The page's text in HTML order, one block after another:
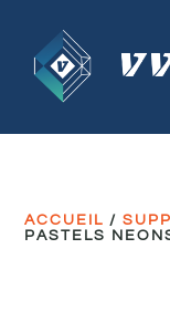
ACCUEIL /
PASTELS